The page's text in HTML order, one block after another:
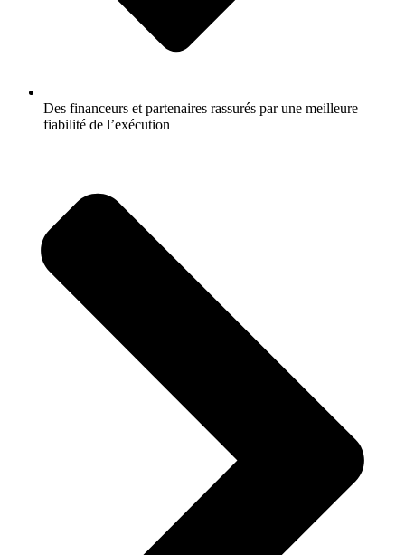
Des financeurs et partenaires rassurés par une meilleure
fiabilité de l’exécution